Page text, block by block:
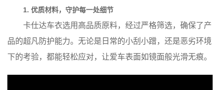
1. 优质材料，守护每一处细节
卡仕达车衣选用高品质原料，经过严格筛选，确保了产
品的超凡防护能力。无论是日常的小刮小蹭，还是恶劣环境
下的考验，都能轻松应对，让爱车表面如镜面般光滑无痕。